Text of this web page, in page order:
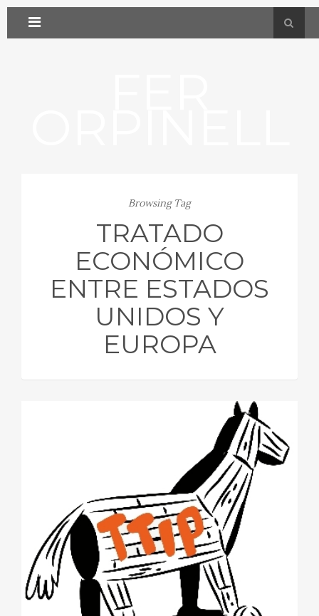
Browsing Tag
TRATADO
ECONÓMICO
ENTRE ESTADOS
UNIDOS Y
EUROPA